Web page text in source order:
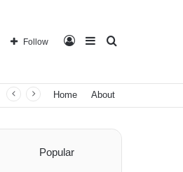
Sidebar
Log
Follow
Home About
Popular